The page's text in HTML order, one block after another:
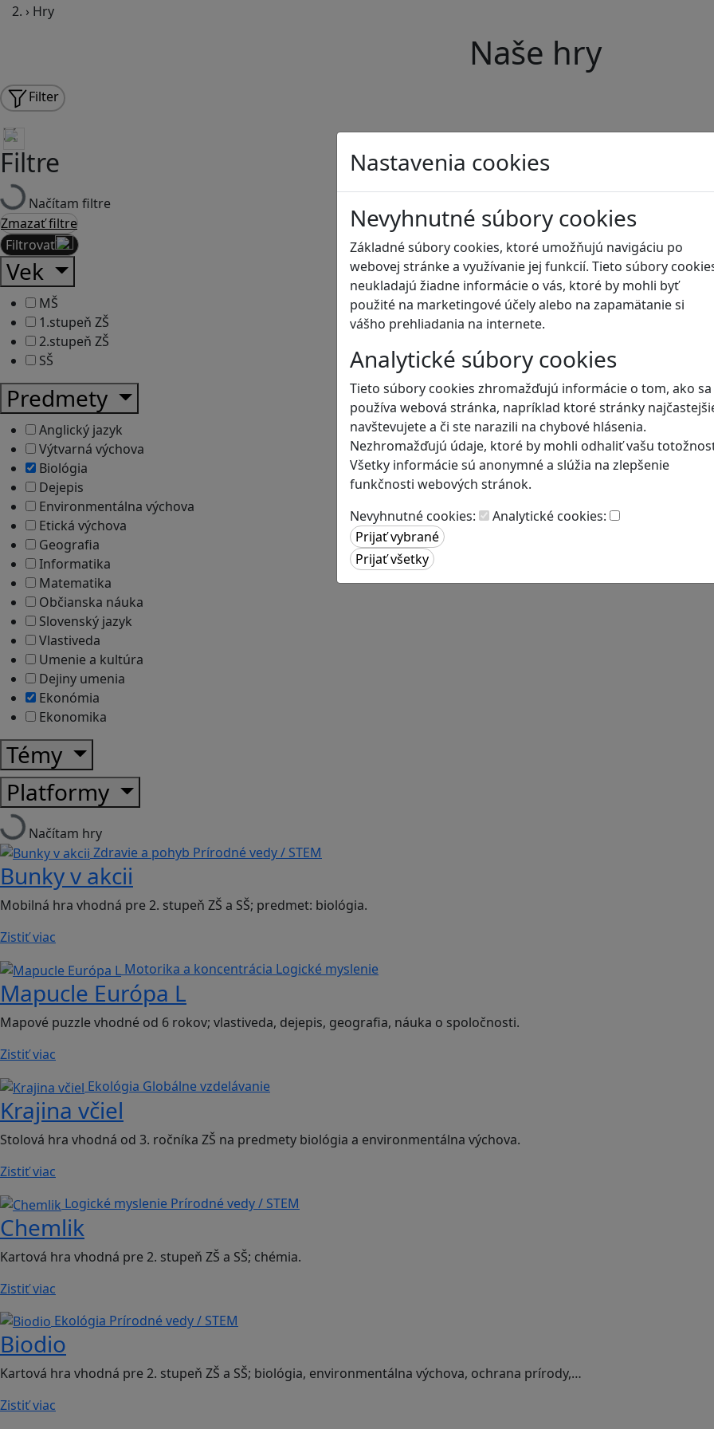
Nastavenia cookies
Nevyhnutné súbory cookies
Základné súbory cookies, ktoré umožňujú navigáciu po
webovej stránke a využívanie jej funkcií. Tieto súbory
neukladajú žiadne informácie o vás, ktoré by mohli byť
použité na marketingové účely alebo na zapamätanie si
vášho prehliadania na internete.
Analytické súbory cookies
Tieto súbory cookies zhromažďujú informácie o tom, ako sa
používa webová stránka, napríklad ktoré stránky
navštevujete a či ste narazili na chybové hlásenia.
Nezhromažďujú údaje, ktoré by mohli odhaliť vašu
Všetky informácie sú anonymné a slúžia na zlepšenie
funkčnosti webových stránok.
Nevyhnutné cookies:
Analytické cookies:
› Hry
Naše hry
Filter
Filtre
Načítam filtre
Zmazať filtre
Filtrovať
Vek
MŠ
1.stupeň ZŠ
2.stupeň ZŠ
SŠ
Predmety
Anglický jazyk
Výtvarná výchova
Biológia
Dejepis
Environmentálna výchova
Etická výchova
Geografia
Informatika
Matematika
Občianska náuka
Slovenský jazyk
Vlastiveda
Umenie a kultúra
Dejiny umenia
Ekonómia
Ekonomika
Témy
Platformy
Načítam hry
Zdravie a pohyb Prírodné vedy / STEM
Bunky v akcii
Mobilná hra vhodná pre 2. stupeň ZŠ a SŠ; predmet: biológia.
Zistiť viac
Motorika a koncentrácia Logické myslenie
Mapucle Európa L
Mapové puzzle vhodné od 6 rokov; vlastiveda, dejepis, geografia, náuka o spoločnosti.
Zistiť viac
Ekológia Globálne vzdelávanie
Krajina včiel
Stolová hra vhodná od 3. ročníka ZŠ na predmety biológia a environmentálna výchova.
Zistiť viac
Logické myslenie Prírodné vedy / STEM
Chemlik
Kartová hra vhodná pre 2. stupeň ZŠ a SŠ; chémia.
Zistiť viac
Ekológia Prírodné vedy / STEM
Biodio
Kartová hra vhodná pre 2. stupeň ZŠ a SŠ; biológia, environmentálna výchova, ochrana prírody,…
Zistiť viac